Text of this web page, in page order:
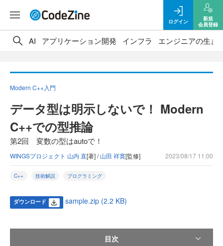
ログイン
新規
会員登録
AI アプリケーション開発 インフラ エンジニアの生き
Modern C++入門
データ型は明示しないで！ Modern
C++での型推論
第2回 変数の型はautoで！
WINGSプロジェクト 山内 直[著] /山田 祥寛[監修] 2023/08/17 11:00
C++ 技術解説 プログラミング
ダウンロード sample.zip (2.2 KB)
目次